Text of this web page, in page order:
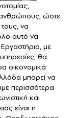
ανθρώπους, ώστε
να
αυτό να
με
θα
οικονομικά
μπορεί να
περισσότερα
και
είναι η